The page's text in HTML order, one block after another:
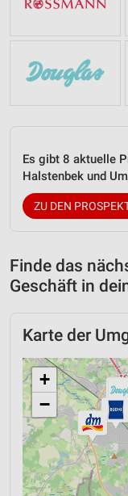
Es gibt 8 aktuelle
Halstenbek und
ZU DEN
Finde das
Geschäft in
Karte der
+
−